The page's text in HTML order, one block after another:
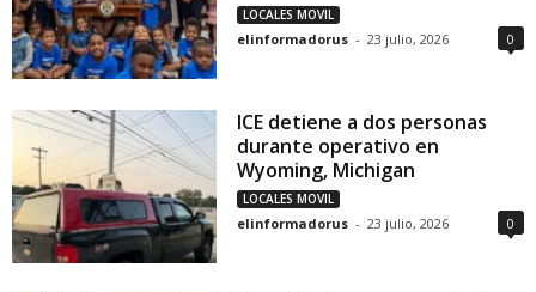
LOCALES MOVIL
elinformadorus - 23 julio, 2026 0
ICE detiene a dos personas
durante operativo en
Wyoming, Michigan
LOCALES MOVIL
elinformadorus - 23 julio, 2026 0